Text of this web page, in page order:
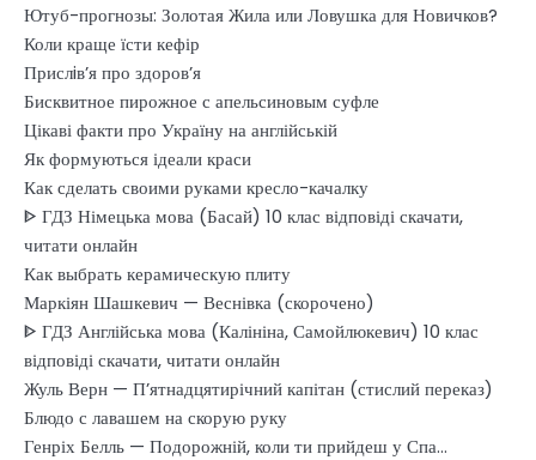
Ютуб-прогнозы: Золотая Жила или Ловушка для Новичков?
Коли краще їсти кефір
Прислiв’я про здоров’я
Бисквитное пирожное с апельсиновым суфле
Цікаві факти про Україну на англійській
Як формуються ідеали краси
Как сделать своими руками кресло-качалку
ᐈ ГДЗ Німецька мова (Басай) 10 клас відповіді скачати,
читати онлайн
Как выбрать керамическую плиту
Маркіян Шашкевич — Веснівка (скорочено)
ᐈ ГДЗ Англійська мова (Калініна, Самойлюкевич) 10 клас
відповіді скачати, читати онлайн
Жуль Верн — П’ятнадцятирічний капітан (стислий переказ)
Блюдо с лавашем на скорую руку
Генріх Белль — Подорожній, коли ти прийдеш у Спа…